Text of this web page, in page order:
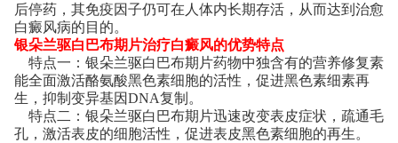
后停药，其免疫因子仍可在人体内长期存活，从而达到治愈
白癜风病的目的。
银朵兰驱白巴布期片治疗白癜风的优势特点
特点一：银朵兰驱白巴布期片药物中独含有的营养修复素
能全面激活酪氨酸黑色素细胞的活性，促进黑色素细素再
生，抑制变异基因DNA复制。
特点二：银朵兰驱白巴布期片迅速改变表皮症状，疏通毛
孔，激活表皮的细胞活性，促进表皮黑色素细胞的再生。